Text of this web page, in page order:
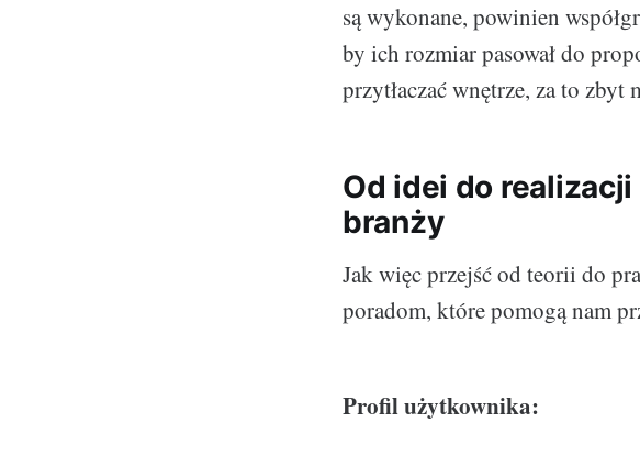
są wykonane, powinien
by ich rozmiar pasował do
przytłaczać wnętrze, za to zbyt
Od idei do
branży
Jak więc przejść od teorii do
poradom, które pomogą nam
Profil użytkownika: